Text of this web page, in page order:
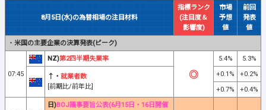
8月5日(水)の為替相場の注目材料
指標ランク
(注目度＆
影響度)
市場
予想
値
前回
発表
値
・ 米国の主要企業の決算発表(ピーク)
07:45
NZ)第2四半期失業率 5.4% 5.3%
↑・ 就業者数
[前期比/前年比]
+0.1%
+0.2%
+0.7%
+0.4%
日)BOJ議事要旨公表(6月15日・16日開催